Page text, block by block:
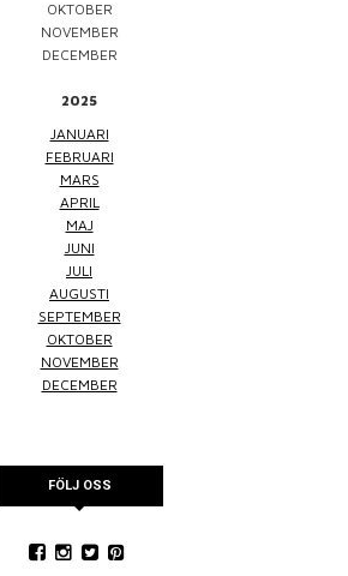
OKTOBER
NOVEMBER
DECEMBER
2025
JANUARI
FEBRUARI
MARS
APRIL
MAJ
JUNI
JULI
AUGUSTI
SEPTEMBER
OKTOBER
NOVEMBER
DECEMBER
FÖLJ OSS